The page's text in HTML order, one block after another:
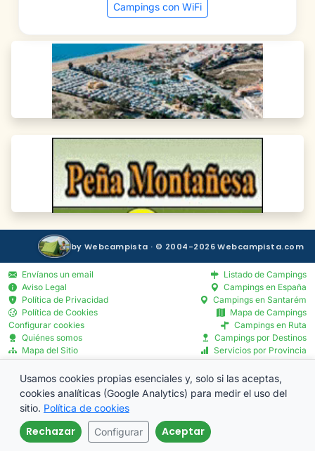
Campings con WiFi
by Webcampista · © 2004-2026 Webcampista.com
Envíanos un email
Aviso Legal
Política de Privacidad
Política de Cookies
Configurar cookies
Quiénes somos
Mapa del Sitio
Blog
Menú Profesionales
Listado de Campings
Campings en España
Campings en Santarém
Mapa de Campings
Campings en Ruta
Campings por Destinos
Servicios por Provincia
Usamos cookies propias esenciales y, solo si las aceptas,
cookies analíticas (Google Analytics) para medir el uso del
sitio. Política de cookies
Rechazar Configurar Aceptar